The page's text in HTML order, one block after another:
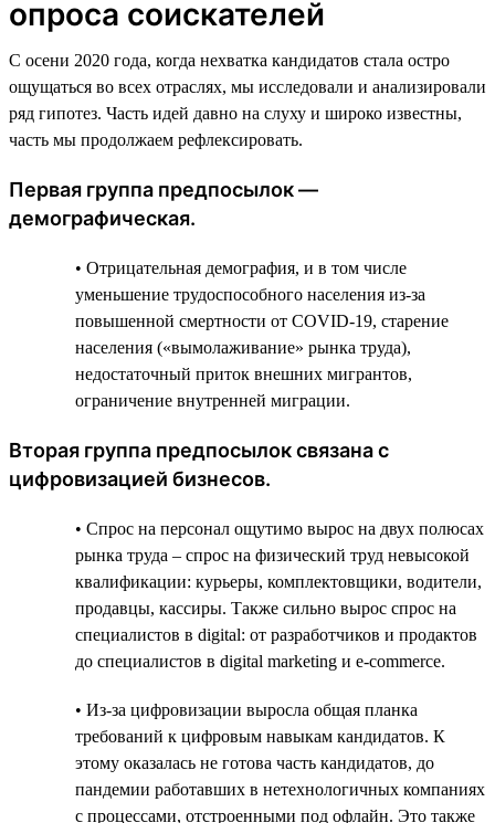
опроса соискателей
С осени 2020 года, когда нехватка кандидатов стала остро
ощущаться во всех отраслях, мы исследовали и анализировали
ряд гипотез. Часть идей давно на слуху и широко известны,
часть мы продолжаем рефлексировать.
Первая группа предпосылок —
демографическая.
• Отрицательная демография, и в том числе
уменьшение трудоспособного населения из-за
повышенной смертности от COVID-19, старение
населения («вымолаживание» рынка труда),
недостаточный приток внешних мигрантов,
ограничение внутренней миграции.
Вторая группа предпосылок связана с
цифровизацией бизнесов.
• Спрос на персонал ощутимо вырос на двух полюсах
рынка труда – спрос на физический труд невысокой
квалификации: курьеры, комплектовщики, водители,
продавцы, кассиры. Также сильно вырос спрос на
специалистов в digital: от разработчиков и продактов
до специалистов в digital marketing и e-commerce.
• Из-за цифровизации выросла общая планка
требований к цифровым навыкам кандидатов. К
этому оказалась не готова часть кандидатов, до
пандемии работавших в нетехнологичных компаниях
с процессами, отстроенными под офлайн. Это также